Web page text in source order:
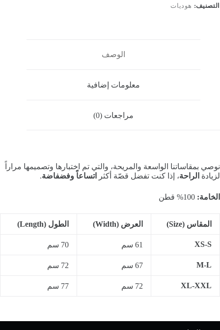
التصنيف: هوديات
الوصف
معلومات إضافية
مراجعات (0)
نوصي بمقاساتنا الواسعة والمريحة، والتي تم اختبارها وتصميمها مراراً
لزيادة الراحة، إذا كنت تفضل قصّة أكثر اتساعاً وفضفاضة.
الخامة:
المقاس (Size) العرض (Width) الطول (Length)
XS-S 61 سم 70 سم
M-L 67 سم 72 سم
XL-XXL 72 سم 77 سم